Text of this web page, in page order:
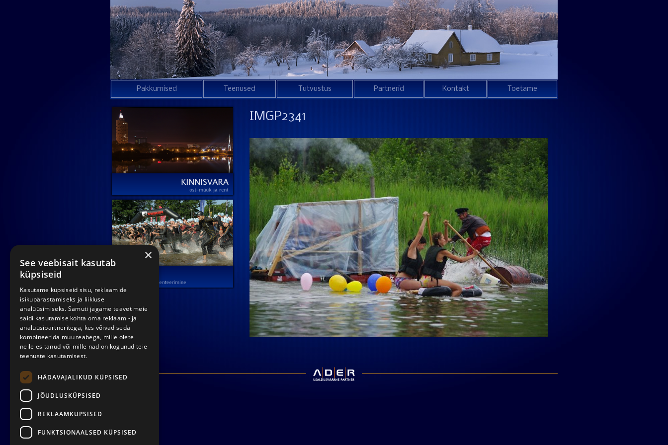
Pakkumised Teenused Tutvustus Partnerid Kontakt Toetame
IMGP2341
×
See veebisait kasutab
küpsiseid
Kasutame küpsiseid sisu, reklaamide
isikupärastamiseks ja liikluse
analüüsimiseks. Samuti jagame teavet meie
saidi kasutamise kohta oma reklaami- ja
analüüsipartneritega, kes võivad seda
kombineerida muu teabega, mille olete
neile esitanud või mille nad on kogunud teie
teenuste kasutamisest.
HÄDAVAJALIKUD KÜPSISED
JÕUDLUSKÜPSISED
REKLAAMKÜPSISED
FUNKTSIONAALSED KÜPSISED